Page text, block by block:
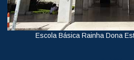
Escola Básica Rainha Dona